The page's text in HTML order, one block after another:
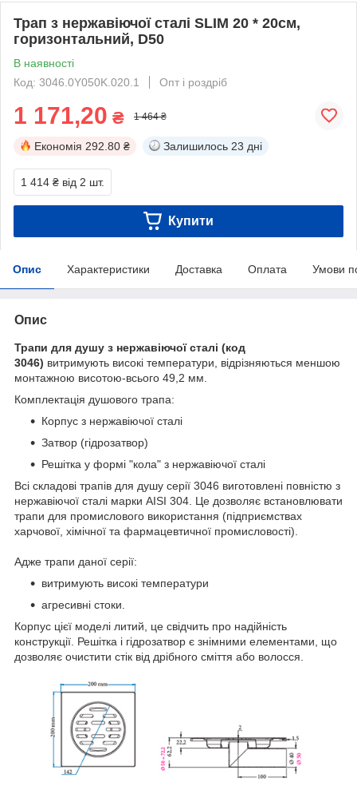
Трап з нержавіючої сталі SLIM 20 * 20см,
горизонтальний, D50
В наявності
Код: 3046.0Y050K.020.1
Опт і роздріб
1 171,20 ₴ 1 464 ₴
Економія 292.80 ₴ Залишилось 23 дні
1 414 ₴ від 2 шт.
Купити
Опис Характеристики Доставка Оплата Умови
Опис
Трапи для душу з нержавіючої сталі (код
3046) витримують високі температури, відрізняються меншою
монтажною висотою-всього 49,2 мм.
Комплектація душового трапа:
Корпус з нержавіючої сталі
Затвор (гідрозатвор)
Решітка у формі "кола" з нержавіючої сталі
Всі складові трапів для душу серії 3046 виготовлені повністю з
нержавіючої сталі марки AISI 304. Це дозволяє встановлювати
трапи для промислового використання (підприємствах
харчової, хімічної та фармацевтичної промисловості).
Адже трапи даної серії:
витримують високі температури
агресивні стоки.
Корпус цієї моделі литий, це свідчить про надійність
конструкції. Решітка і гідрозатвор є знімними елементами, що
дозволяє очистити стік від дрібного сміття або волосся.